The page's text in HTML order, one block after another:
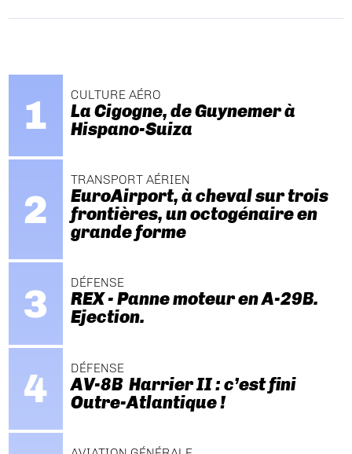
CULTURE AÉRO
La Cigogne, de Guynemer à
Hispano-Suiza
TRANSPORT AÉRIEN
EuroAirport, à cheval sur trois
frontières, un octogénaire en
grande forme
DÉFENSE
REX - Panne moteur en A-29B.
Ejection.
DÉFENSE
AV-8B Harrier II : c’est fini
Outre-Atlantique !